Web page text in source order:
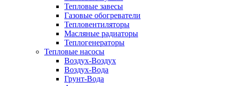
Тепловые завесы
Газовые обогреватели
Тепловентиляторы
Масляные радиаторы
Теплогенераторы
Тепловые насосы
Воздух-Воздух
Воздух-Вода
Грунт-Вода